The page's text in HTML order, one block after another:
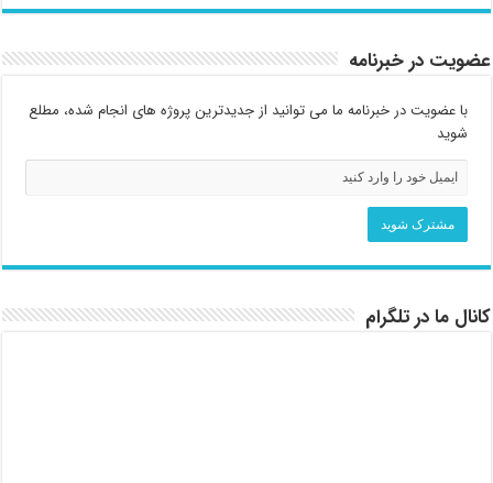
عضویت در خبرنامه
با عضویت در خبرنامه ما می توانید از جدیدترین پروژه های انجام شده، مطلع
شوید
کانال ما در تلگرام